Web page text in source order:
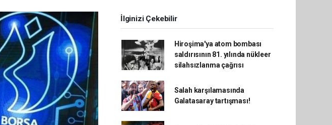
İlginizi Çekebilir
Hiroşima'ya atom bombası
saldırısının 81. yılında nükleer
silahsızlanma çağrısı
Salah karşılamasında
Galatasaray tartışması!